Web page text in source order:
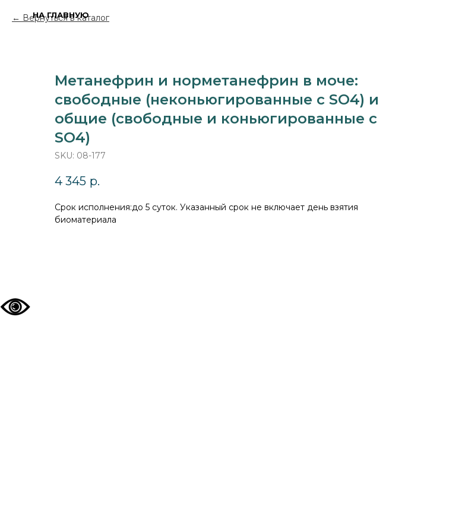
Вернуться в каталог
Метанефрин и норметанефрин в моче:
свободные (неконьюгированные с SO4) и
общие (свободные и коньюгированные с
SO4)
SKU: 08-177
4 345 р.
Cрок исполнения:до 5 суток. Указанный срок не включает день взятия
биоматериала
НА ГЛАВНУЮ